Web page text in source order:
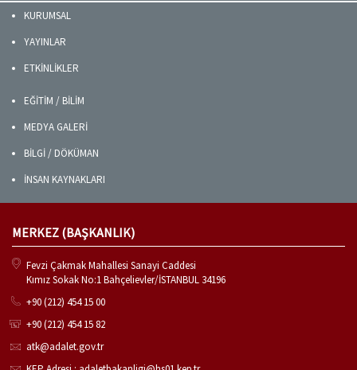
KURUMSAL
YAYINLAR
ETKİNLİKLER
EĞİTİM / BİLİM
MEDYA GALERİ
BİLGİ / DÖKÜMAN
İNSAN KAYNAKLARI
MERKEZ (BAŞKANLIK)
Fevzi Çakmak Mahallesi Sanayi Caddesi
Kımız Sokak No:1 Bahçelievler/İSTANBUL 34196
+90 (212) 454 15 00
+90 (212) 454 15 82
atk@adalet.gov.tr